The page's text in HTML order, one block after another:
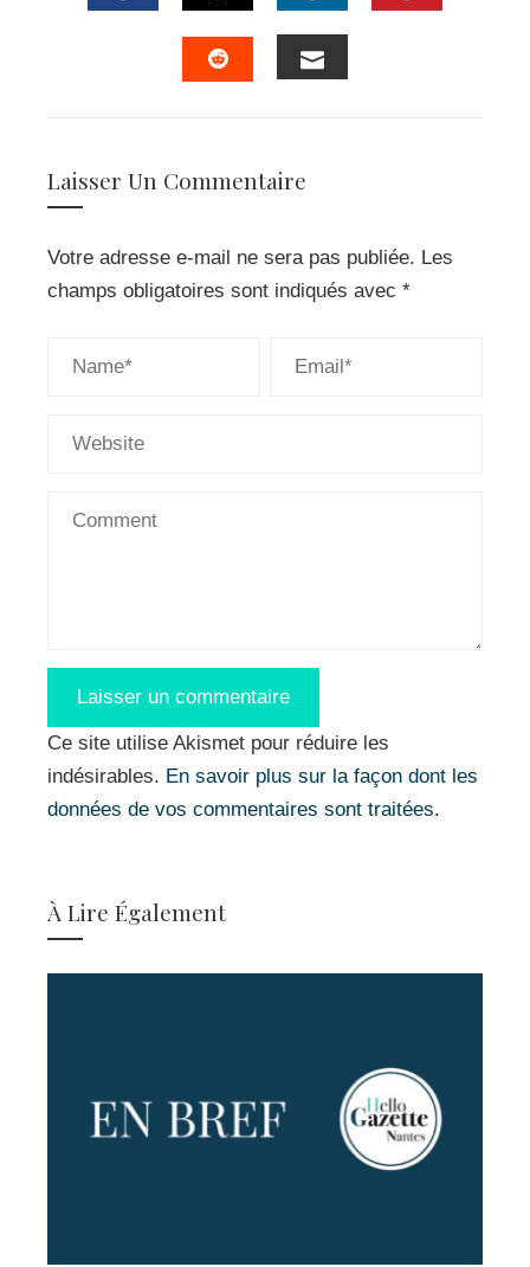
FACEBOOKTWITTERLINKEDIN
Laisser Un Commentaire
Votre adresse e-mail ne sera pas publiée. Les
champs obligatoires sont indiqués avec *
Ce site utilise Akismet pour réduire les
indésirables. En savoir plus sur la façon dont les
données de vos commentaires sont traitées.
À Lire Également